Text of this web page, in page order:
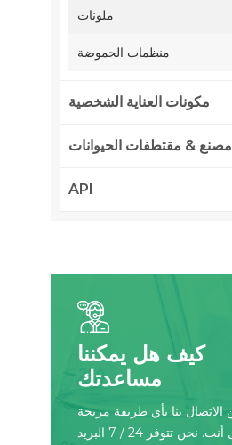
ملونات
منظمات الحموضة
مكونات العناية الشخصية
مصنع & مقتطفات الحيوانات
API
كيف هل يمكننا
مساعدتك
الاتصال بنا بأي طريقة مريحة
ل أنت. نحن تتوفر 24 / 7 البريد